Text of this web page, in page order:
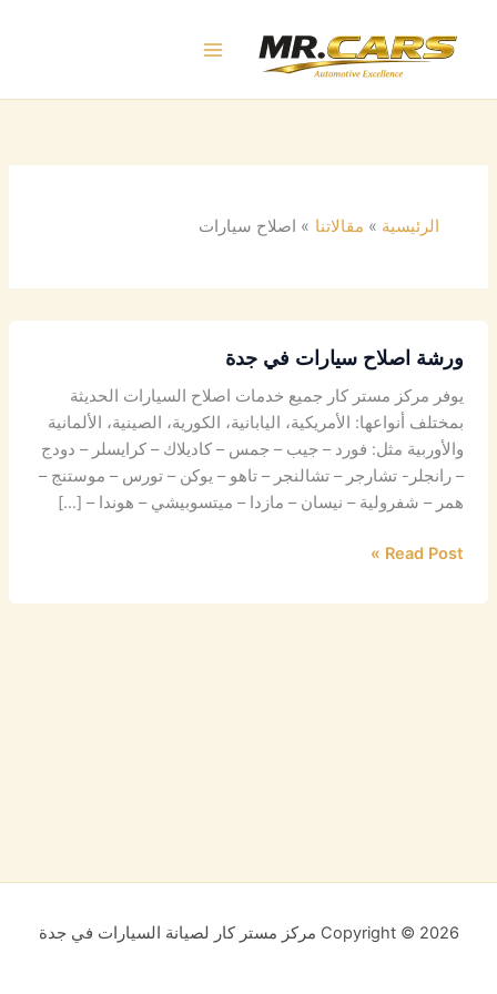
المحتوى
الرئيسية مقالاتنا اصلاح سيارات
ورشة اصلاح سيارات في جدة
يوفر مركز مستر كار جميع خدمات اصلاح السيارات الحديثة
بمختلف أنواعها: الأمريكية، اليابانية، الكورية، الصينية، الألمانية
والأوربية مثل: فورد – جيب – جمس – كاديلاك – كرايسلر – دودج
– رانجلر- تشارجر – تشالنجر – تاهو – يوكن – تورس – موستنج –
همر – شفرولية – نيسان – مازدا – ميتسوبيشي – هوندا – […]
Read Post »
Copyright © 2026 مركز مستر كار لصيانة السيارات في جدة